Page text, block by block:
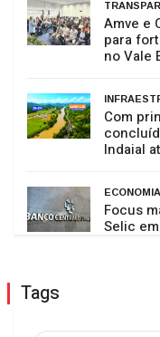
Amve e
para
no Vale
Com
Indaial
ECONOMIA
Focus
Selic em
Tags